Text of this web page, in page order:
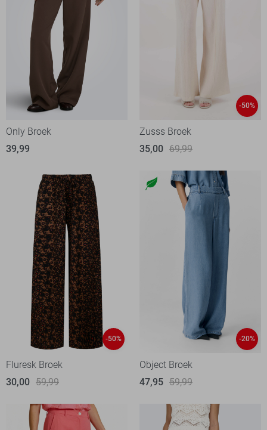
Only Broek
39,99
-50%
Zusss Broek
35,00 69,99
-50%
Fluresk Broek
30,00 59,99
-20%
Object Broek
47,95 59,99